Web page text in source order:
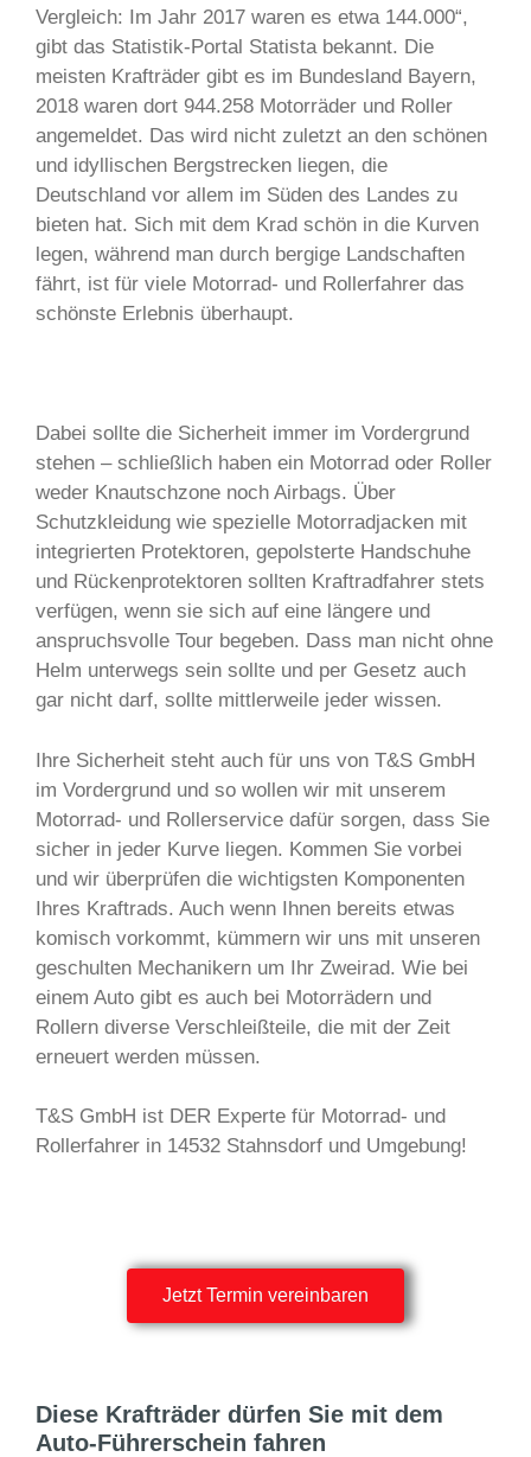
Vergleich: Im Jahr 2017 waren es etwa 144.000“,
gibt das Statistik-Portal Statista bekannt. Die
meisten Krafträder gibt es im Bundesland Bayern,
2018 waren dort 944.258 Motorräder und Roller
angemeldet. Das wird nicht zuletzt an den schönen
und idyllischen Bergstrecken liegen, die
Deutschland vor allem im Süden des Landes zu
bieten hat. Sich mit dem Krad schön in die Kurven
legen, während man durch bergige Landschaften
fährt, ist für viele Motorrad- und Rollerfahrer das
schönste Erlebnis überhaupt.
Dabei sollte die Sicherheit immer im Vordergrund
stehen – schließlich haben ein Motorrad oder Roller
weder Knautschzone noch Airbags. Über
Schutzkleidung wie spezielle Motorradjacken mit
integrierten Protektoren, gepolsterte Handschuhe
und Rückenprotektoren sollten Kraftradfahrer stets
verfügen, wenn sie sich auf eine längere und
anspruchsvolle Tour begeben. Dass man nicht ohne
Helm unterwegs sein sollte und per Gesetz auch
gar nicht darf, sollte mittlerweile jeder wissen.
Ihre Sicherheit steht auch für uns von T&S GmbH
im Vordergrund und so wollen wir mit unserem
Motorrad- und Rollerservice dafür sorgen, dass Sie
sicher in jeder Kurve liegen. Kommen Sie vorbei
und wir überprüfen die wichtigsten Komponenten
Ihres Kraftrads. Auch wenn Ihnen bereits etwas
komisch vorkommt, kümmern wir uns mit unseren
geschulten Mechanikern um Ihr Zweirad. Wie bei
einem Auto gibt es auch bei Motorrädern und
Rollern diverse Verschleißteile, die mit der Zeit
erneuert werden müssen.
T&S GmbH ist DER Experte für Motorrad- und
Rollerfahrer in 14532 Stahnsdorf und Umgebung!
Jetzt Termin vereinbaren
Diese Krafträder dürfen Sie mit dem
Auto-Führerschein fahren